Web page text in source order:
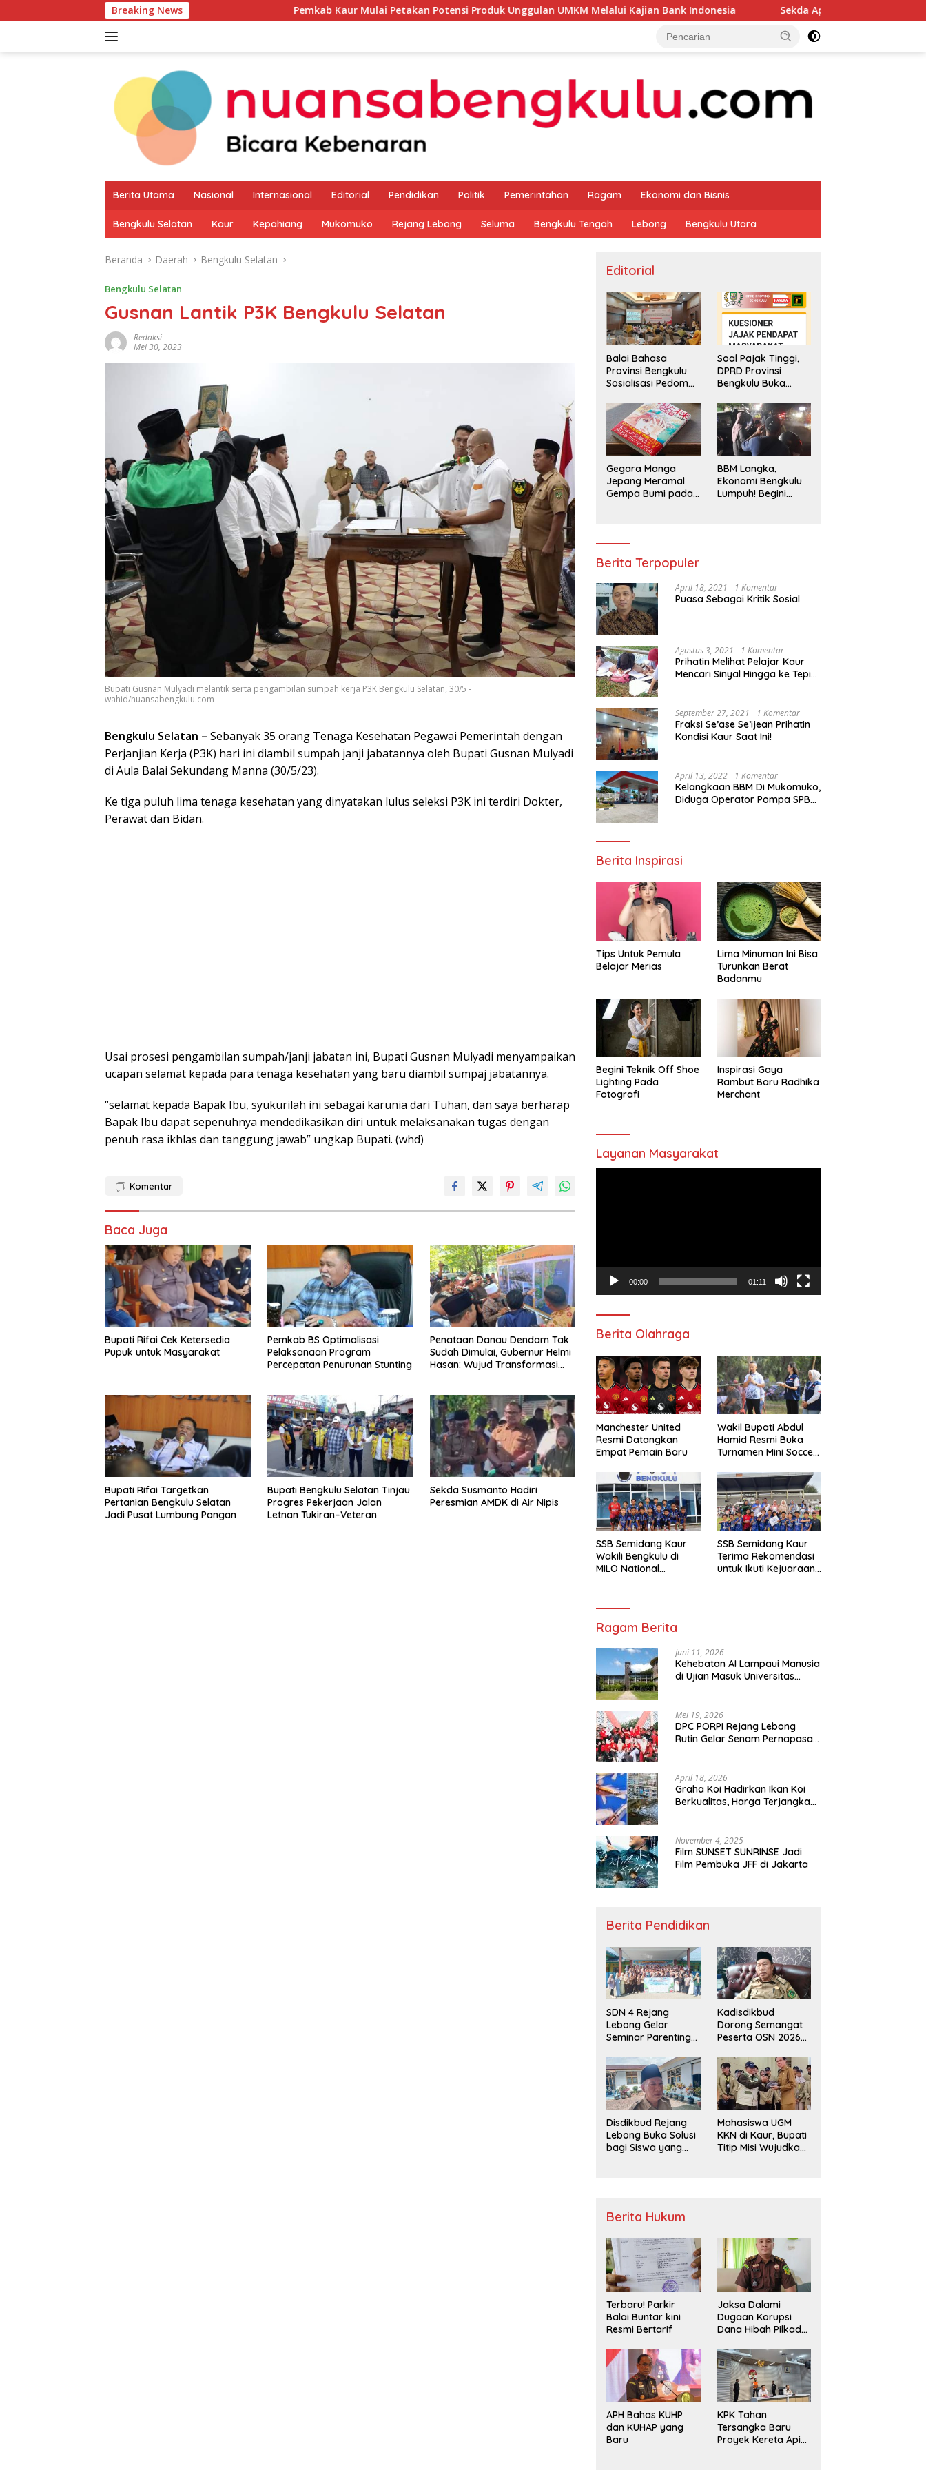
ke
Breaking News Pemkab Kaur Mulai Petakan Potensi Produk Unggulan UMKM Melalui Kajian Bank Indonesia Sekda Apresiasi Inspektorat Provinsi
Berita Utama Nasional Internasional Editorial Pendidikan Politik Pemerintahan Ragam Ekonomi dan Bisnis
Bengkulu Selatan Kaur Kepahiang Mukomuko Rejang Lebong Seluma Bengkulu Tengah Lebong Bengkulu Utara
Beranda Daerah Bengkulu Selatan
Bengkulu Selatan
Gusnan Lantik P3K Bengkulu Selatan
Redaksi
Mei 30, 2023
Bupati Gusnan Mulyadi melantik serta pengambilan sumpah kerja P3K Bengkulu Selatan, 30/5 -
wahid/nuansabengkulu.com
Bengkulu Selatan – Sebanyak 35 orang Tenaga Kesehatan Pegawai Pemerintah dengan
Perjanjian Kerja (P3K) hari ini diambil sumpah janji jabatannya oleh Bupati Gusnan Mulyadi
di Aula Balai Sekundang Manna (30/5/23).
Ke tiga puluh lima tenaga kesehatan yang dinyatakan lulus seleksi P3K ini terdiri Dokter,
Perawat dan Bidan.
Usai prosesi pengambilan sumpah/janji jabatan ini, Bupati Gusnan Mulyadi menyampaikan
ucapan selamat kepada para tenaga kesehatan yang baru diambil sumpaj jabatannya.
“selamat kepada Bapak Ibu, syukurilah ini sebagai karunia dari Tuhan, dan saya berharap
Bapak Ibu dapat sepenuhnya mendedikasikan diri untuk melaksanakan tugas dengan
penuh rasa ikhlas dan tanggung jawab” ungkap Bupati. (whd)
Komentar
Baca Juga
Bupati Rifai Cek Ketersedia
Pupuk untuk Masyarakat
Pemkab BS Optimalisasi
Pelaksanaan Program
Percepatan Penurunan Stunting
Penataan Danau Dendam Tak
Sudah Dimulai, Gubernur Helmi
Hasan: Wujud Transformasi
Bupati Rifai Targetkan
Pertanian Bengkulu Selatan
Jadi Pusat Lumbung Pangan
Bupati Bengkulu Selatan Tinjau
Progres Pekerjaan Jalan
Letnan Tukiran–Veteran
Sekda Susmanto Hadiri
Peresmian AMDK di Air Nipis
Editorial
Balai Bahasa
Provinsi Bengkulu
Sosialisasi Pedoman
Penggunaan
Bahasa Indonesia
Soal Pajak Tinggi,
DPRD Provinsi
Bengkulu Buka
Pengaduan
Masyarakat
Gegara Manga
Jepang Meramal
Gempa Bumi pada
BBM Langka,
Ekonomi Bengkulu
Lumpuh! Begini
Berita Terpopuler
April 18, 2021 1 Komentar
Puasa Sebagai Kritik Sosial
Agustus 3, 2021 1 Komentar
Prihatin Melihat Pelajar Kaur
Mencari Sinyal Hingga ke Tepi
Segera Bertindak
September 27, 2021 1 Komentar
Fraksi Se’ase Se’ijean Prihatin
Kondisi Kaur Saat Ini!
April 13, 2022 1 Komentar
Kelangkaan BBM Di Mukomuko,
Diduga Operator Pompa SPBU
Berita Inspirasi
Tips Untuk Pemula
Belajar Merias
Lima Minuman Ini Bisa
Turunkan Berat
Badanmu
Begini Teknik Off Shoe
Lighting Pada
Fotografi
Inspirasi Gaya
Rambut Baru Radhika
Merchant
Layanan Masyarakat
00:00 01:11
Berita Olahraga
Manchester United
Resmi Datangkan
Empat Pemain Baru
Wakil Bupati Abdul
Hamid Resmi Buka
Turnamen Mini Soccer
SSB Semidang Kaur
Wakili Bengkulu di
MILO National
SSB Semidang Kaur
Terima Rekomendasi
untuk Ikuti Kejuaraan
Ragam Berita
Juni 11, 2026
Kehebatan AI Lampaui Manusia
di Ujian Masuk Universitas
Mei 19, 2026
DPC PORPI Rejang Lebong
Rutin Gelar Senam Pernapasan
April 18, 2026
Graha Koi Hadirkan Ikan Koi
Berkualitas, Harga Terjangkau
November 4, 2025
Film SUNSET SUNRINSE Jadi
Film Pembuka JFF di Jakarta
Berita Pendidikan
SDN 4 Rejang
Lebong Gelar
Seminar Parenting
Bullying,
Kadisdikbud: Patut
Jadi Contoh
Kadisdikbud
Dorong Semangat
Peserta OSN 2026
Disdikbud Rejang
Lebong Buka Solusi
bagi Siswa yang
Mahasiswa UGM
KKN di Kaur, Bupati
Titip Misi Wujudkan
Berita Hukum
Terbaru! Parkir
Balai Buntar kini
Resmi Bertarif
Jaksa Dalami
Dugaan Korupsi
Dana Hibah Pilkada
Kaur
APH Bahas KUHP
dan KUHAP yang
Baru
KPK Tahan
Tersangka Baru
Proyek Kereta Api